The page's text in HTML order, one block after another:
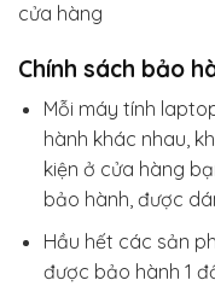
cửa hàng
Chính sách bảo
Mỗi máy tính
hành khác nhau,
kiện ở cửa hàng
bảo hành, được
Hầu hết các sản
được bảo hành 1